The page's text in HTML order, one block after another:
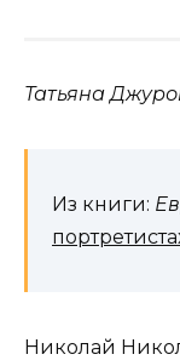
Татьяна
Из книги:
Николай